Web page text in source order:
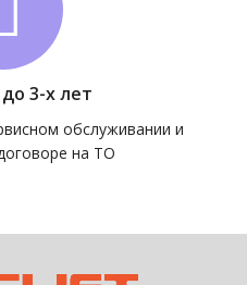
3-х лет
обслуживании и
на ТО